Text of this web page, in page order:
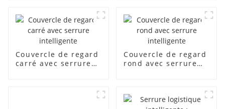
Couvercle de regard
carré avec serrure
Couvercle de regard
rond avec serrure